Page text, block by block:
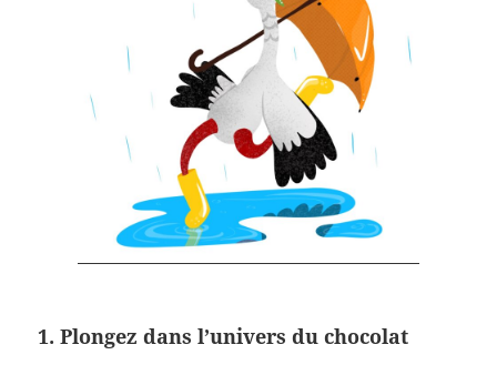
1. Plongez dans l’univers du chocolat